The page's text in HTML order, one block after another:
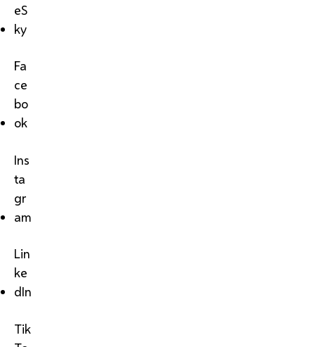
eS
ky
Fa
ce
bo
ok
Ins
ta
gr
am
Lin
ke
dIn
Tik